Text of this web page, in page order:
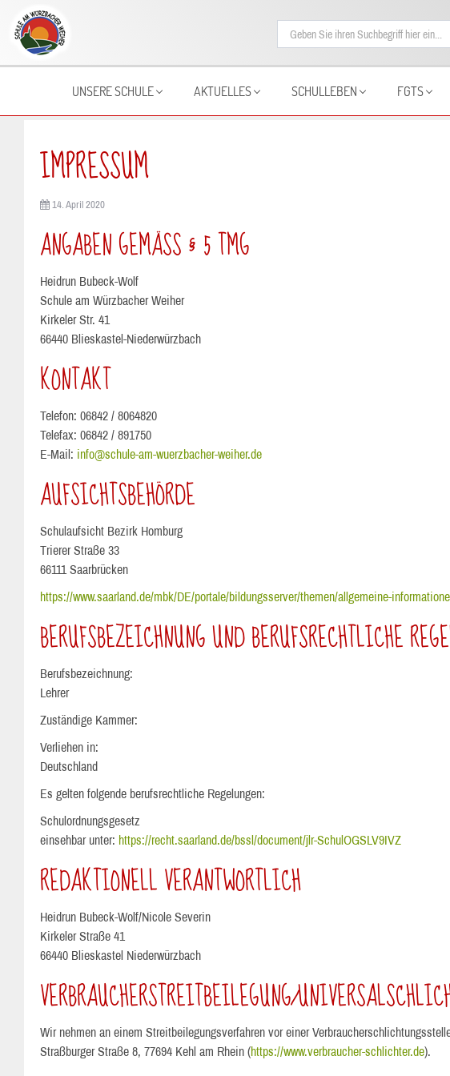
UNSERE SCHULE AKTUELLES SCHULLEBEN FGTS
IMPRESSUM
14. April 2020
ANGABEN GEMÄSS § 5 TMG
Heidrun Bubeck-Wolf
Schule am Würzbacher Weiher
Kirkeler Str. 41
66440 Blieskastel-Niederwürzbach
KONTAKT
Telefon: 06842 / 8064820
Telefax: 06842 / 891750
E-Mail: info@schule-am-wuerzbacher-weiher.de
AUFSICHTSBEHÖRDE
Schulaufsicht Bezirk Homburg
Trierer Straße 33
66111 Saarbrücken
https://www.saarland.de/mbk/DE/portale/bildungsserver/themen/allgemeine-
BERUFSBEZEICHNUNG UND BERUFSRECHTLICHE
Berufsbezeichnung:
Lehrer
Zuständige Kammer:
Verliehen in:
Deutschland
Es gelten folgende berufsrechtliche Regelungen:
Schulordnungsgesetz
einsehbar unter: https://recht.saarland.de/bssl/document/jlr-SchulOGSLV9IVZ
REDAKTIONELL VERANTWORTLICH
Heidrun Bubeck-Wolf/Nicole Severin
Kirkeler Straße 41
66440 Blieskastel Niederwürzbach
VERBRAUCHER­STREIT­BEILEGUNG/
Wir nehmen an einem Streitbeilegungsverfahren vor einer
Straßburger Straße 8, 77694 Kehl am Rhein (https://www.verbraucher-schlichter.de).